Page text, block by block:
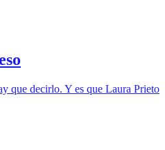
que decirlo. Y es que Laura Prieto